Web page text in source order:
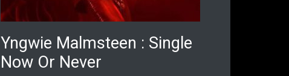
Yngwie Malmsteen : Single
Now Or Never